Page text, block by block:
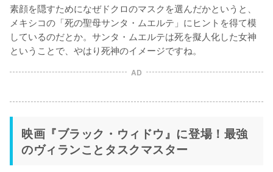
素顔を隠すためになぜドクロのマスクを選んだかというと、
メキシコの「死の聖母サンタ・ムエルテ」にヒントを得て模
しているのだとか。サンタ・ムエルテは死を擬人化した女神
ということで、やはり死神のイメージですね。
AD
映画『ブラック・ウィドウ』に登場！最強
のヴィランことタスクマスター